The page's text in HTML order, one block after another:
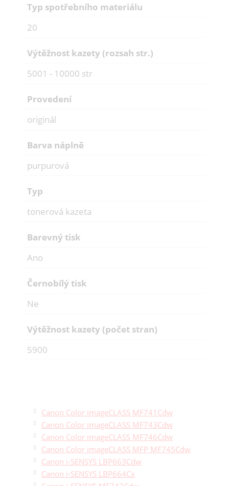
Typ spotřebního materiálu
20
Výtěžnost kazety (rozsah str.)
5001 - 10000 str
Provedení
originál
Barva náplně
purpurová
Typ
tonerová kazeta
Barevný tisk
Ano
Černobílý tisk
Ne
Výtěžnost kazety (počet stran)
5900
Canon Color imageCLASS MF741Cdw
Canon Color imageCLASS MF743Cdw
Canon Color imageCLASS MF746Cdw
Canon Color imageCLASS MFP MF745Cdw
Canon i-SENSYS LBP663Cdw
Canon i-SENSYS LBP664Cx